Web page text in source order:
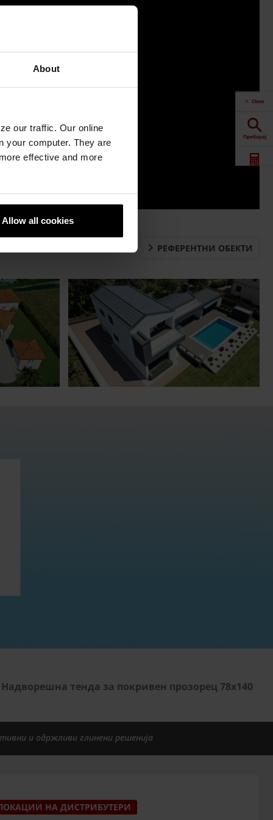
About
our traffic. Our online
your computer. They are
effective and more
Allow all cookies
РЕФЕРЕНТНИ ОБЕКТИ
Close
Пребарај
Надворешна тенда за покривен прозорец 78x140
и одржливи глинени решенија
НА ДИСТРИБУТЕРИ